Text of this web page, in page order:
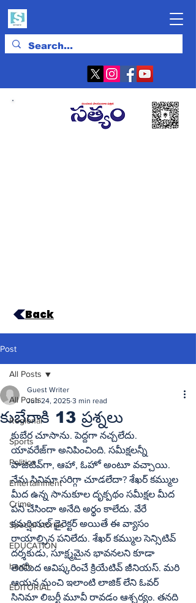
Back
Post
All Posts
Regional
Sports
Politics
Entertainment
Crime
Special stories
EDUCATION
health
EDITORIAL
All Posts
కుబేరాకి 13 ప్రశ్నలు
Guest Writer
Jun 24, 2025 3 min read
కుబేర చూసాను. పెద్దగా నచ్చలేదు.
యావరేజ్‌గా అనిపించింది. సమీక్షలన్నీ
పాజిటివ్‌గా, ఆహా, ఓహో అంటూ వచ్చాయి.
నేను సినిమా సరిగ్గా చూడలేదా? శేఖర్‌ కమ్ముల
మీద ఉన్న సానుకూల దృక్పథం సమీక్షల మీద
పని చేసిందా అనేది అర్థం కాలేదు. వేరే
కమర్షియల్‌ డైరెక్టర్‌ అయితే ఈ వ్యాసం
రాయాల్సిన పనిలేదు. శేఖర్‌ కమ్ముల సెన్సిటివ్‌
దర్శకుడు, సూక్ష్మమైన భావనలని కూడా
తెరమీద ఆవిష్కరించే క్రియేటివ్‌ జీనియస్‌. మరి
ఆయన నుంచి ఇలాంటి లాజిక్‌ లేని ఓవర్‌
సినిమా లిబర్టీ మూవీ రావడం ఆశ్చర్యం. తనది